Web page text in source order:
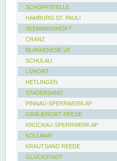
SCHÖPFSTELLE
HAMBURG ST. PAULI
SEEMANNSHÖFT
CRANZ
BLANKENESE UF
SCHULAU
LÜHORT
HETLINGEN
STADERSAND
PINNAU-SPERRWERK AP
GRAUERORT REEDE
KRÜCKAU-SPERRWERK AP
KOLLMAR
KRAUTSAND REEDE
GLÜCKSTADT